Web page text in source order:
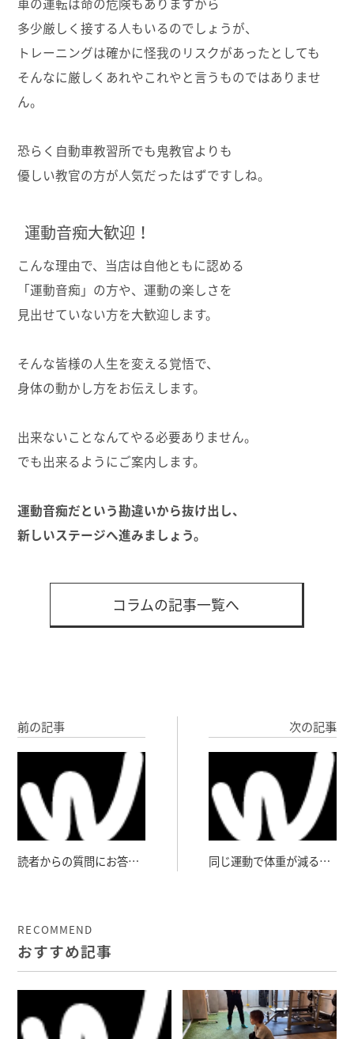
多少厳しく接する人もいるのでしょうが、
トレーニングは確かに怪我のリスクがあったとしても
そんなに厳しくあれやこれやと言うものではありませ
ん。
恐らく自動車教習所でも鬼教官よりも
優しい教官の方が人気だったはずですしね。
運動音痴大歓迎！
こんな理由で、当店は自他ともに認める
「運動音痴」の方や、運動の楽しさを
見出せていない方を大歓迎します。
そんな皆様の人生を変える覚悟で、
身体の動かし方をお伝えします。
出来ないことなんてやる必要ありません。
でも出来るようにご案内します。
運動音痴だという勘違いから抜け出し、
新しいステージへ進みましょう。
コラムの記事一覧へ
前の記事
読者からの質問にお答え
次の記事
同じ運動で体重が減る人
RECOMMEND
おすすめ記事